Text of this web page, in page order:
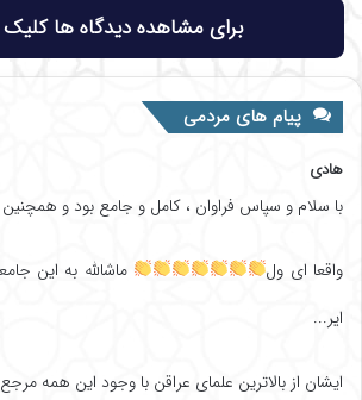
برای مشاهده دیدگاه ها کلیک
پیام های مردمی
هادی
با سلام و سپاس فراوان ، کامل و جامع بود و
واقعا ای ول
ماشالله به این
ایر...
ایشان از بالاترین علمای عراقن با وجود این همه